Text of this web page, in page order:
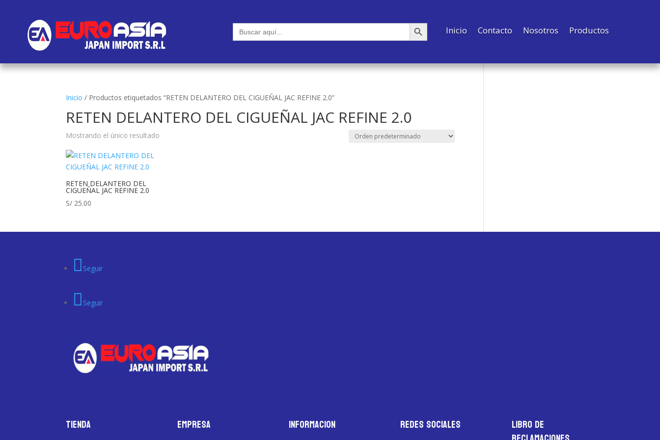
Buscar: Botón de búsqueda
Inicio Contacto Nosotros Productos
Inicio / Productos etiquetados “RETEN DELANTERO DEL CIGUEÑAL JAC REFINE 2.0”
RETEN DELANTERO DEL CIGUEÑAL JAC REFINE 2.0
Mostrando el único resultado
RETEN DELANTERO DEL
CIGUEÑAL JAC REFINE 2.0
S/ 25.00
Seguir
Seguir
Tienda Empresa Informacion Redes Sociales LIBRO DE